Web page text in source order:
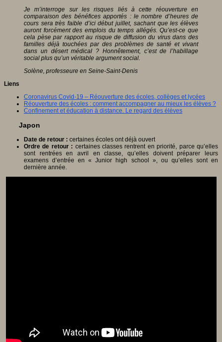
Je m’interroge sur les risques liés à cette réouverture en
comparaison des bénéfices apportés : le nombre d’heures de
cours sera très faible d’ici début juillet, sachant que les élèves
auront forcément des emplois du temps allégés. Qu’est-ce que
cela pèse par rapport au risque de diffusion du virus dans des
familles déjà touchées par des problèmes de santé et vivant
dans un désert médical ? Honnêtement, c’est de l’habillage
social plus qu’un véritable argument social.
Solène, professeure en Seine-Saint-Denis
Liens
Coronavirus Covid-19 – Réouverture des écoles, collèges et lycées
Réouverture des écoles : comment accompagner au mieux les élèves ?
Confinement et éducation à distance. Le regard des élèves
Japon
Date de retour : certaines écoles ont déjà ouvert
Ordre de retour : certaines classes rentrent en priorité, parce qu’elles
sont rentrées en avril en classe, qu’elles doivent préparer leurs
examens d’entrée en « Junior high school », ou qu’elles sont en
dernière année.